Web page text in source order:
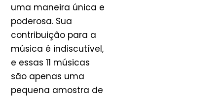
uma maneira única e
poderosa. Sua
contribuição para a
música é indiscutível,
e essas 11 músicas
são apenas uma
pequena amostra de